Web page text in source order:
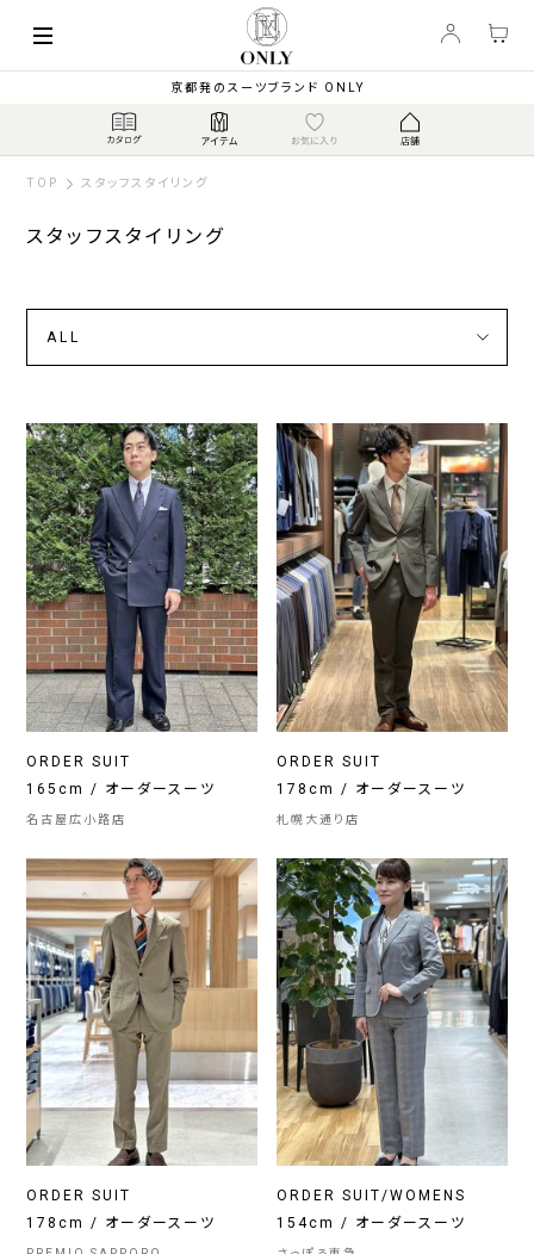
京都発のスーツブランド ONLY
TOP スタッフスタイリング
スタッフスタイリング
ORDER SUIT
165cm / オーダースーツ
名古屋広小路店
ORDER SUIT
178cm / オーダースーツ
札幌大通り店
ORDER SUIT
178cm / オーダースーツ
ORDER SUIT/WOMENS
154cm / オーダースーツ